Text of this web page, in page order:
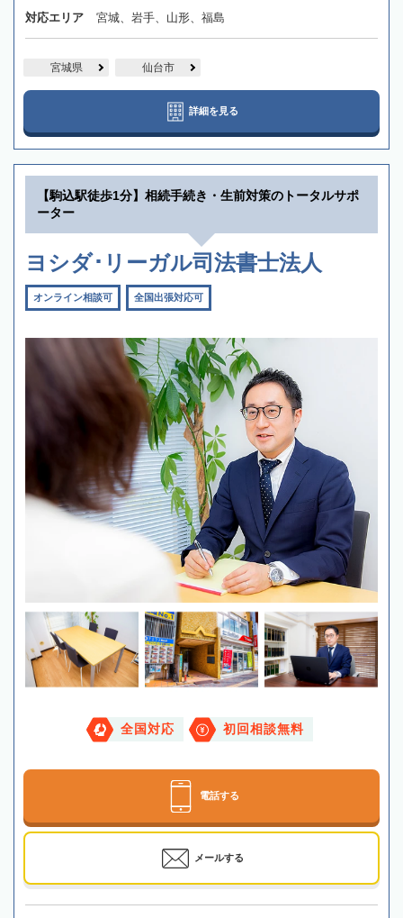
対応エリア 宮城、岩手、山形、福島
宮城県 仙台市
詳細を見る
【駒込駅徒歩1分】相続手続き・生前対策のトータルサポ
ーター
ヨシダ･リーガル司法書士法人
オンライン相談可 全国出張対応可
全国対応 初回相談無料
電話する
メールする